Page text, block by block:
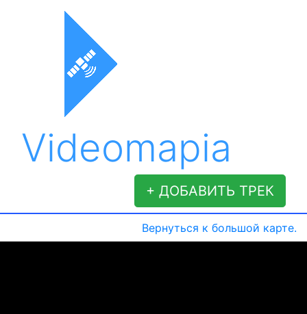
Videomapia
+ ДОБАВИТЬ ТРЕК
Вернуться к большой карте.